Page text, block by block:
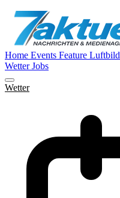
Home Events Feature Luftbild
WetterJobs
Wetter